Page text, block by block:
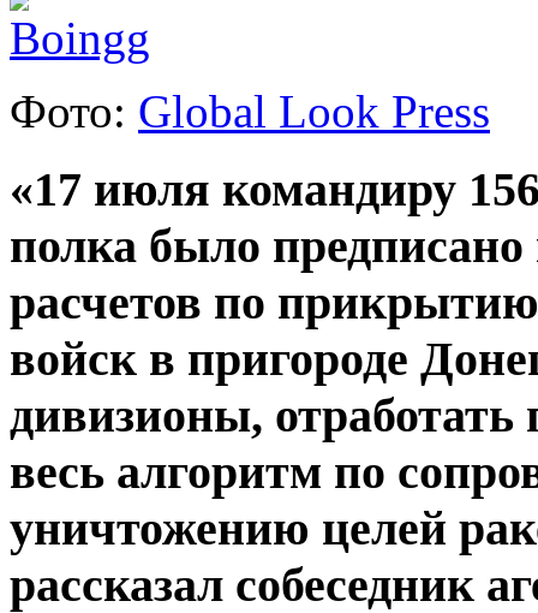
Фото: Global Look Press
«17 июля командиру
полка было
расчетов по
войск в пригороде
дивизионы,
весь алгоритм по
уничтожению целей
рассказал собеседник